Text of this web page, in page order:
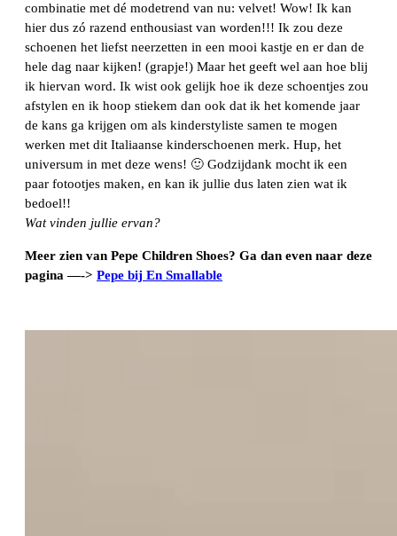
combinatie met dé modetrend van nu: velvet! Wow! Ik kan
hier dus zó razend enthousiast van worden!!! Ik zou deze
schoenen het liefst neerzetten in een mooi kastje en er dan de
hele dag naar kijken! (grapje!) Maar het geeft wel aan hoe blij
ik hiervan word. Ik wist ook gelijk hoe ik deze schoentjes zou
afstylen en ik hoop stiekem dan ook dat ik het komende jaar
de kans ga krijgen om als kinderstyliste samen te mogen
werken met dit Italiaanse kinderschoenen merk. Hup, het
universum in met deze wens! 🙂 Godzijdank mocht ik een
paar fotootjes maken, en kan ik jullie dus laten zien wat ik
bedoel!!
Wat vinden jullie ervan?
Meer zien van Pepe Children Shoes? Ga dan even naar deze
pagina —-> Pepe bij En Smallable